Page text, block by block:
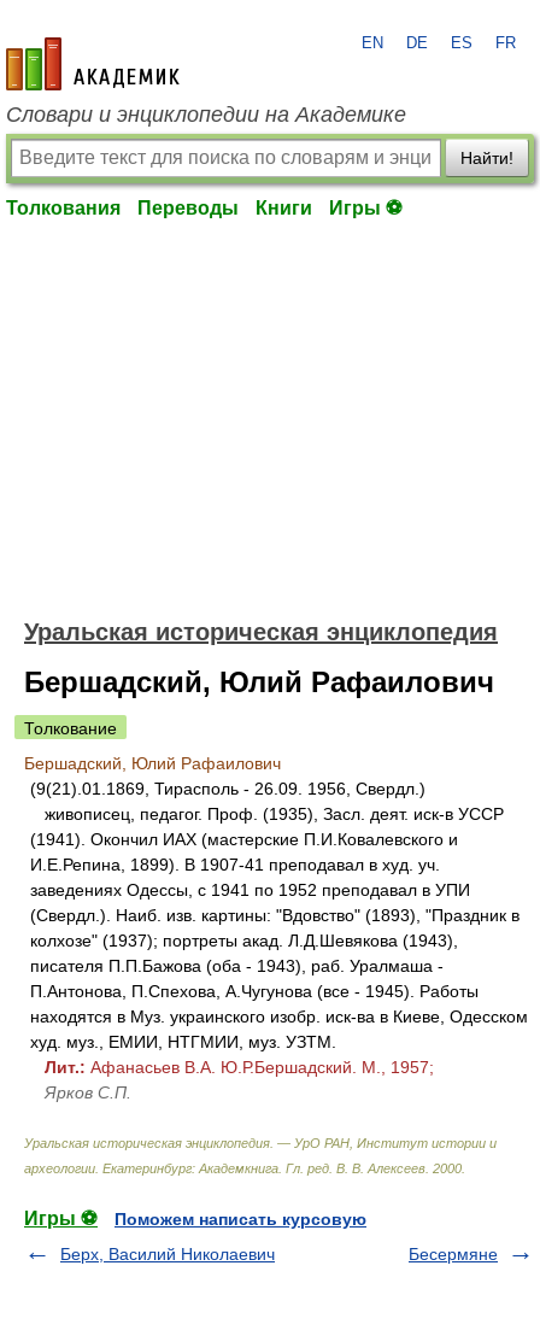
academic.ru
EN DE ES FR
Словари и энциклопедии на Академике
Найти!
Толкования Переводы Книги Игры ⚽
Уральская историческая энциклопедия
Бершадский, Юлий Рафаилович
Толкование
Бершадский, Юлий Рафаилович
(9(21).01.1869, Тирасполь - 26.09. 1956, Свердл.)
живописец, педагог. Проф. (1935), Засл. деят. иск-в УССР
(1941). Окончил ИАХ (мастерские П.И.Ковалевского и
И.Е.Репина, 1899). В 1907-41 преподавал в худ. уч.
заведениях Одессы, с 1941 по 1952 преподавал в УПИ
(Свердл.). Наиб. изв. картины: "Вдовство" (1893), "Праздник в
колхозе" (1937); портреты акад. Л.Д.Шевякова (1943),
писателя П.П.Бажова (оба - 1943), раб. Уралмаша -
П.Антонова, П.Спехова, А.Чугунова (все - 1945). Работы
находятся в Муз. украинского изобр. иск-ва в Киеве, Одесском
худ. муз., ЕМИИ, НТГМИИ, муз. УЗТМ.
Лит.: Афанасьев В.А. Ю.Р.Бершадский. М., 1957;
Ярков С.П.
Уральская историческая энциклопедия. — УрО РАН, Институт истории и
археологии. Екатеринбург: Академкнига Гл. ред. В. В. Алексеев 2000
Игры ⚽
Поможем написать курсовую
Берх, Василий Николаевич
Бесермяне